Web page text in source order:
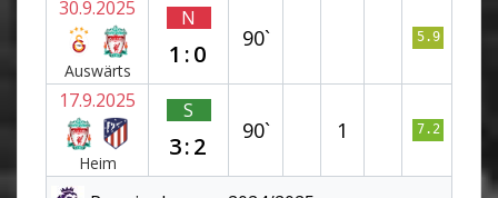
30.9.2025
Auswärts
N
1:0
90` 5.9
17.9.2025
Heim
S
3:2
90` 1 7.2